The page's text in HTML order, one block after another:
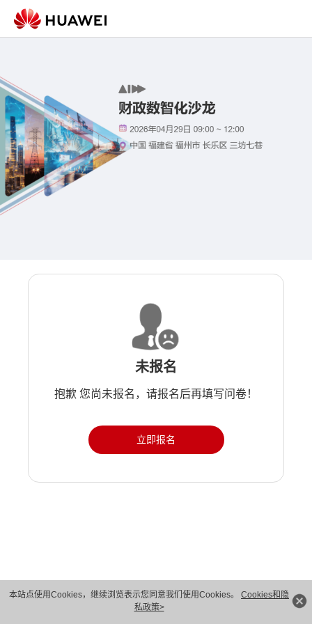
本站点使用Cookies，继续浏览表示您同意我们使用Cookies。 Cookies和隐
私政策>
未报名
抱歉 您尚未报名，请报名后再填写问卷！
立即报名
版权所有 © 华为技术有限公司 1998-2026。 保留一切权利。粤A2-20044005号
隐私保护
法律声明